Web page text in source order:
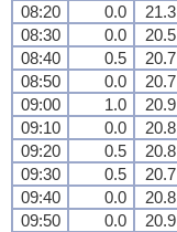
08:20
0.0 21.3
08:30
0.0 20.5
08:40
0.5 20.7
08:50
0.0 20.7
09:00
1.0 20.9
09:10
0.0 20.8
09:20
0.5 20.8
09:30
0.5 20.7
09:40
0.0 20.8
09:50
0.0 20.9